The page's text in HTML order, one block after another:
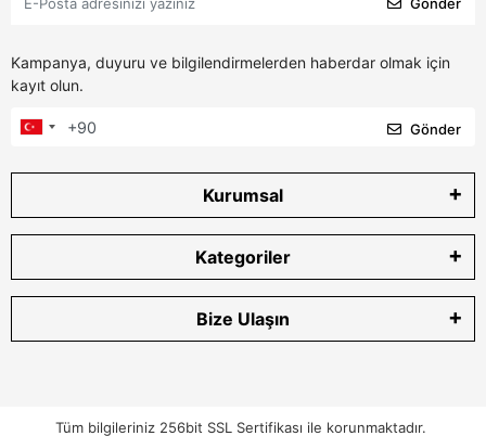
Kampanya, duyuru ve bilgilendirmelerden haberdar olmak için
kayıt olun.
Gönder
Kurumsal
Kategoriler
Bize Ulaşın
Tüm bilgileriniz 256bit SSL Sertifikası ile korunmaktadır.